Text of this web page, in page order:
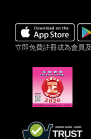
立即免費註冊成為會員